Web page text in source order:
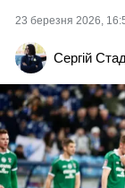
23 березня 2026,
Сергій